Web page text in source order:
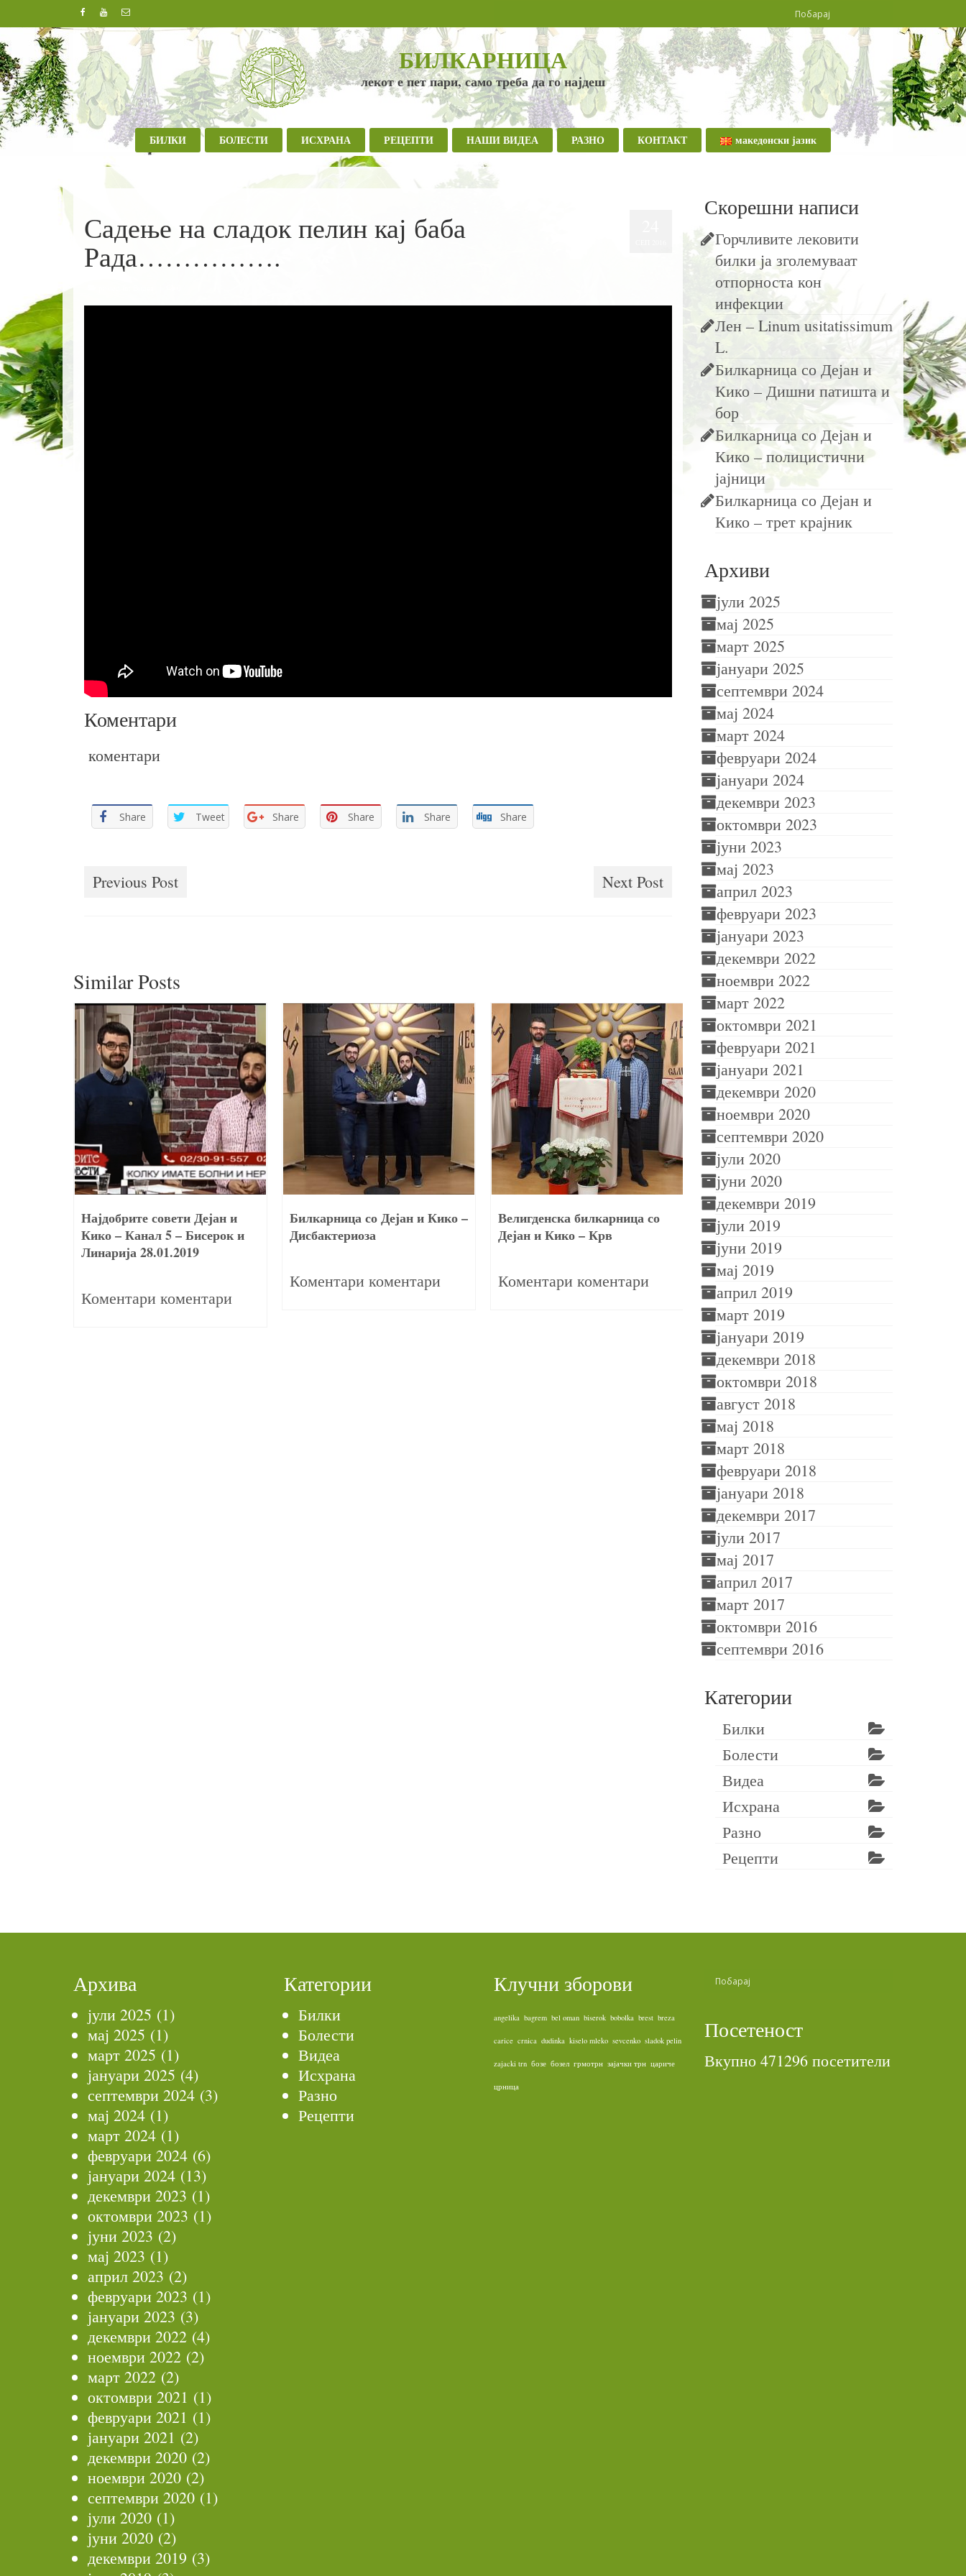
БИЛКАРНИЦА
лекот е пет пари, само треба да го најдеш
БИЛКИ БОЛЕСТИ ИСХРАНА РЕЦЕПТИ НАШИ ВИДЕА РАЗНО КОНТАКТ македонски јазик
Садење на сладок пелин кај баба
Рада…………….
Коментари
коментари
Share Tweet Share Share Share Share
Previous Post Next Post
Similar Posts
Најдобрите совети Дејан и
Кико – Канал 5 – Бисерок и
Линарија 28.01.2019
Коментари коментари
Билкарница со Дејан и Кико –
Дисбактериоза
Коментари коментари
Велигденска билкарница со
Дејан и Кико – Крв
Коментари коментари
После поракава, ние
двајцата, останавме без
зборови…..колеги……поздрав
до сите вас !!!
Коментари коментари
Скорешни написи
Горчливите лековити
билки ја зголемуваат
отпорноста кон
инфекции
Лен – Linum usitatissimum
L.
Билкарница со Дејан и
Кико – Дишни патишта и
бор
Билкарница со Дејан и
Кико – полицистични
јајници
Билкарница со Дејан и
Кико – трет крајник
Архиви
јули 2025
мај 2025
март 2025
јануари 2025
септември 2024
мај 2024
март 2024
февруари 2024
јануари 2024
декември 2023
октомври 2023
јуни 2023
мај 2023
април 2023
февруари 2023
јануари 2023
декември 2022
ноември 2022
март 2022
октомври 2021
февруари 2021
јануари 2021
декември 2020
ноември 2020
септември 2020
јули 2020
јуни 2020
декември 2019
јули 2019
јуни 2019
мај 2019
април 2019
март 2019
јануари 2019
декември 2018
октомври 2018
август 2018
мај 2018
март 2018
февруари 2018
јануари 2018
декември 2017
јули 2017
мај 2017
април 2017
март 2017
октомври 2016
септември 2016
Категории
Билки
Болести
Видеа
Исхрана
Разно
Рецепти
Архива
јули 2025 (1)
мај 2025 (1)
март 2025 (1)
јануари 2025 (4)
септември 2024 (3)
мај 2024 (1)
март 2024 (1)
февруари 2024 (6)
јануари 2024 (13)
декември 2023 (1)
октомври 2023 (1)
јуни 2023 (2)
мај 2023 (1)
април 2023 (2)
февруари 2023 (1)
јануари 2023 (3)
декември 2022 (4)
ноември 2022 (2)
март 2022 (2)
октомври 2021 (1)
февруари 2021 (1)
јануари 2021 (2)
декември 2020 (2)
ноември 2020 (2)
септември 2020 (1)
јули 2020 (1)
јуни 2020 (2)
декември 2019 (3)
Категории
Билки
Болести
Видеа
Исхрана
Разно
Рецепти
Клучни зборови
angelika bagrem bel oman biserok bobolka brest breza
carice crnica dudinka kiselo mleko sevcenko sladok pelin
zajacki trn бозе бозел грмотрн зајачки трн цариче
црница
Посетеност
Вкупно 471296 посетители